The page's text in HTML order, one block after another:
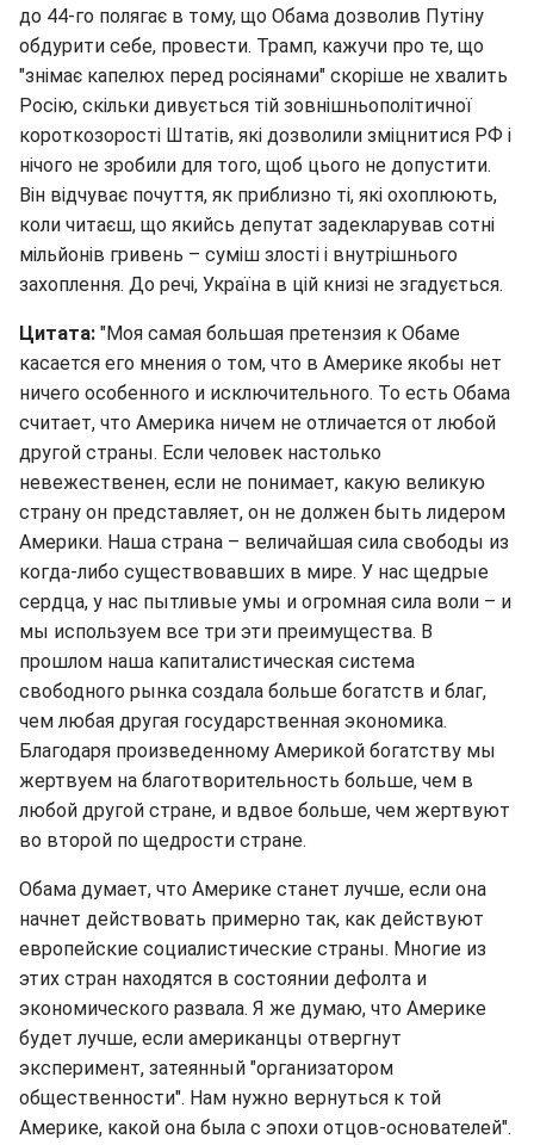
до 44-го полягає в тому, що Обама дозволив Путіну
обдурити себе, провести. Трамп, кажучи про те, що
"знімає капелюх перед росіянами" скоріше не хвалить
Росію, скільки дивується тій зовнішньополітичної
короткозорості Штатів, які дозволили зміцнитися РФ і
нічого не зробили для того, щоб цього не допустити.
Він відчуває почуття, як приблизно ті, які охоплюють,
коли читаєш, що якийсь депутат задекларував сотні
мільйонів гривень – суміш злості і внутрішнього
захоплення. До речі, Україна в цій книзі не згадується.
Цитата: "Моя самая большая претензия к Обаме
касается его мнения о том, что в Америке якобы нет
ничего особенного и исключительного. То есть Обама
считает, что Америка ничем не отличается от любой
другой страны. Если человек настолько
невежественен, если не понимает, какую великую
страну он представляет, он не должен быть лидером
Америки. Наша страна – величайшая сила свободы из
когда-либо существовавших в мире. У нас щедрые
сердца, у нас пытливые умы и огромная сила воли – и
мы используем все три эти преимущества. В
прошлом наша капиталистическая система
свободного рынка создала больше богатств и благ,
чем любая другая государственная экономика.
Благодаря произведенному Америкой богатству мы
жертвуем на благотворительность больше, чем в
любой другой стране, и вдвое больше, чем жертвуют
во второй по щедрости стране.
Обама думает, что Америке станет лучше, если она
начнет действовать примерно так, как действуют
европейские социалистические страны. Многие из
этих стран находятся в состоянии дефолта и
экономического развала. Я же думаю, что Америке
будет лучше, если американцы отвергнут
эксперимент, затеянный "организатором
общественности". Нам нужно вернуться к той
Америке, какой она была с эпохи отцов-основателей".